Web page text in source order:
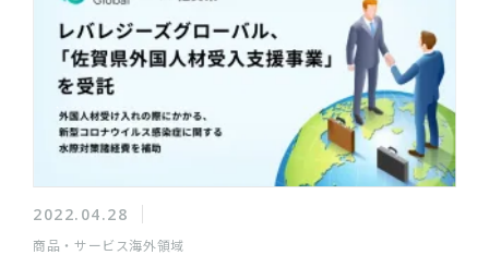
2022.04.28
商品・サービス海外領域